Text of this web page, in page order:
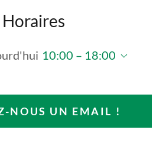
Horaires
10:00 – 18:00
NOUS UN EMAIL !